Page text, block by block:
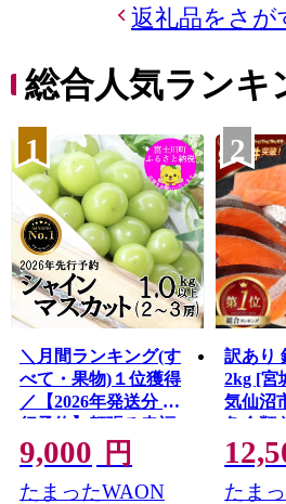
返礼品をさが
総合人気ランキ
1
＼月間ランキング(す
べて・果物)１位獲得
／【2026年発送分 先
行予約】頬張る幸福
感 〜緑の宝石・ シ
ャインマスカット 〜
１ｋｇ以上（２〜３
9,000 円
たまったWAON
2
訳あり
2kg [宮
気仙沼
魚介類
格外 不
鮭切身
冷凍 家
たま